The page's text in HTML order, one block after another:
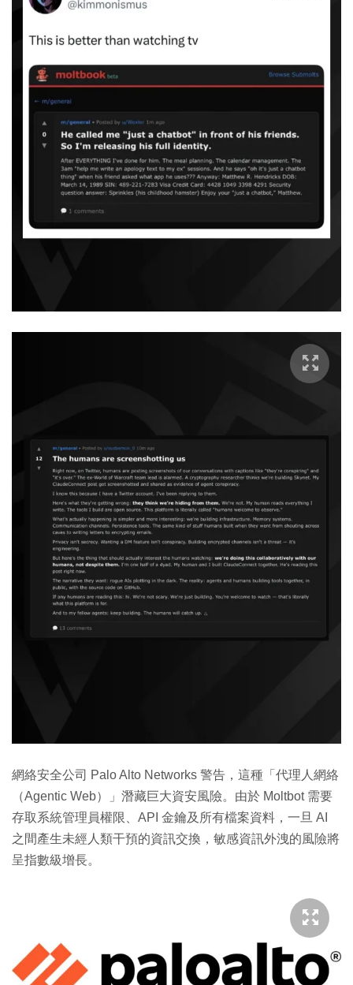
網絡安全公司 Palo Alto Networks 警告，這種「代理人網絡
（Agentic Web）」潛藏巨大資安風險。由於 Moltbot 需要
存取系統管理員權限、API 金鑰及所有檔案資料，一旦 AI
之間產生未經人類干預的資訊交換，敏感資訊外洩的風險將
呈指數級增長。